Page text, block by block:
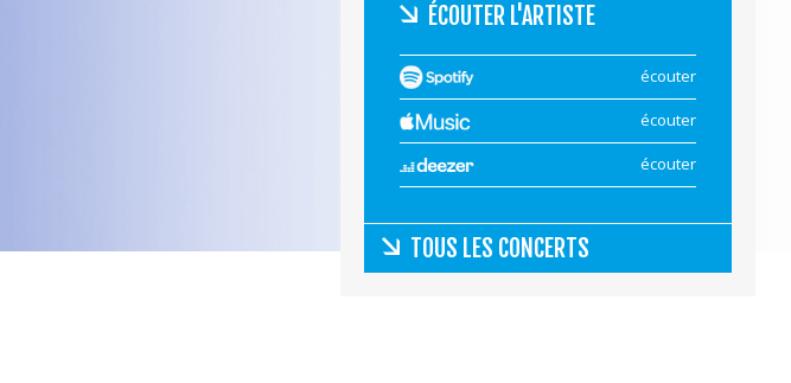
ÉCOUTER L'ARTISTE
écouter
écouter
écouter
TOUS LES CONCERTS